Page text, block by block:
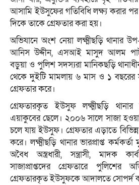
আসামি ইউসুফের গতিবিধি লক্ষ্য করার
দিকে তাকে গ্রেফতার করা হয়।
অভিযানে অংশ নেয়া লক্ষ্মীছড়ি থানার
আনিস উদ্দীন, এসআই মাসুদ আলম
বড়ুয়া ও পুলিশ সদস্যরা মানিকছড়ি
থেকে দুইটি মামলায় ৬ মাস ও ১ বছরের
গ্রেফতার করে।
গ্রেফতারকৃত ইউসুফ লক্ষ্মীছড়ি
এয়াকুবের ছেলে। ২০০৬ সালে সাজা
চলে যায় ইউসুফ। গ্রেফতার এড়াতে
করে। লক্ষ্মীছড়ি থানার ভারপ্রাপ্ত
অবৈধ অস্ত্রধারী, সন্ত্রাসী, মাদক
সাজাপ্রাপ্তদের গ্রেফতারে পুলিশের
গ্রেফতারকৃত ইউসুফকে আদালতে সোপর্দ